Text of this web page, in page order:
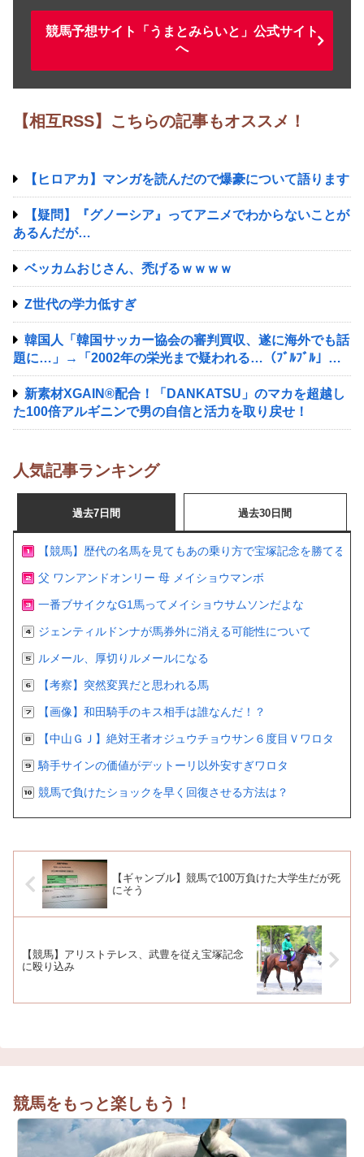
競馬予想サイト「うまとみらいと」公式サイト
へ
【相互RSS】こちらの記事もオススメ！
【ヒロアカ】マンガを読んだので爆豪について語ります
【疑問】『グノーシア』ってアニメでわからないことが
あるんだが…
ベッカムおじさん、禿げるｗｗｗｗ
Z世代の学力低すぎ
韓国人「韓国サッカー協会の審判買収、遂に海外でも話
題に…」→「2002年の栄光まで疑われる…（ﾌﾞﾙﾌﾞﾙ」＝
韓国の反応
新素材XGAIN®配合！「DANKATSU」のマカを超越し
た100倍アルギニンで男の自信と活力を取り戻せ！
人気記事ランキング
過去7日間 過去30日間
【競馬】歴代の名馬を見てもあの乗り方で宝塚記念を勝てる
父 ワンアンドオンリー 母 メイショウマンボ
一番ブサイクなG1馬ってメイショウサムソンだよな
ジェンティルドンナが馬券外に消える可能性について
ルメール、厚切りルメールになる
【考察】突然変異だと思われる馬
【画像】和田騎手のキス相手は誰なんだ！？
【中山ＧＪ】絶対王者オジュウチョウサン６度目Ｖワロタ
騎手サインの価値がデットーリ以外安すぎワロタ
競馬で負けたショックを早く回復させる方法は？
【ギャンブル】競馬で100万負けた大学生だが死
にそう
【競馬】アリストテレス、武豊を従え宝塚記念
に殴り込み
競馬をもっと楽しもう！